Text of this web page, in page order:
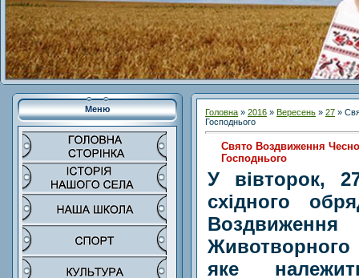
Меню Головна » 2016 » Вересень » 27 »
Господнього
Свято Воздвиження
Господнього
У вівторок,
східного
яке